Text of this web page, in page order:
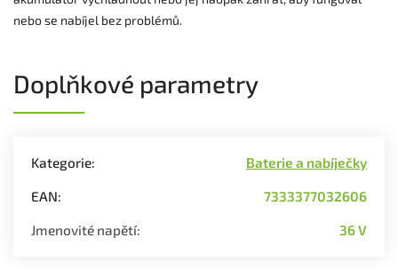
nebo se nabíjel bez problémů.
Doplňkové parametry
Kategorie: Baterie a nabíječky
EAN: 7333377032606
Jmenovité napětí: 36 V